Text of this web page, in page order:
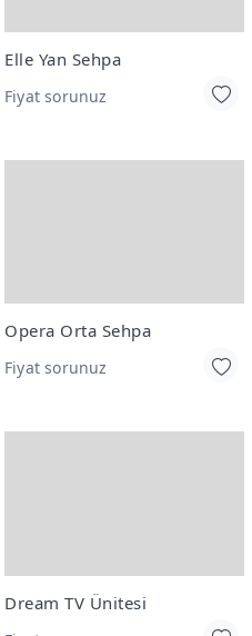
Elle Yan Sehpa
Fiyat sorunuz
Opera Orta Sehpa
Fiyat sorunuz
Dream TV Ünitesi